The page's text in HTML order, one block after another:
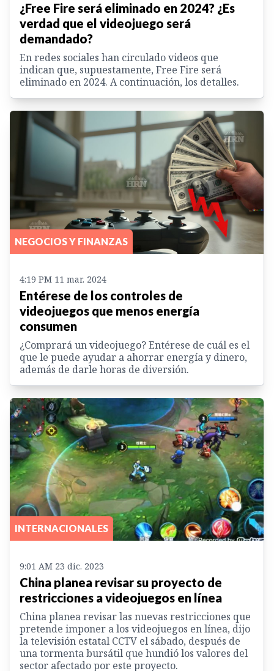
¿Free Fire será eliminado en 2024? ¿Es
verdad que el videojuego será
demandado?
En redes sociales han circulado videos que
indican que, supuestamente, Free Fire será
eliminado en 2024. A continuación, los detalles.
NEGOCIOS Y FINANZAS
4:19 PM 11 mar. 2024
Entérese de los controles de
videojuegos que menos energía
consumen
¿Comprará un videojuego? Entérese de cuál es el
que le puede ayudar a ahorrar energía y dinero,
además de darle horas de diversión.
INTERNACIONALES
9:01 AM 23 dic. 2023
China planea revisar su proyecto de
restricciones a videojuegos en línea
China planea revisar las nuevas restricciones que
pretende imponer a los videojuegos en línea, dijo
la televisión estatal CCTV el sábado, después de
una tormenta bursátil que hundió los valores del
sector afectado por este proyecto.